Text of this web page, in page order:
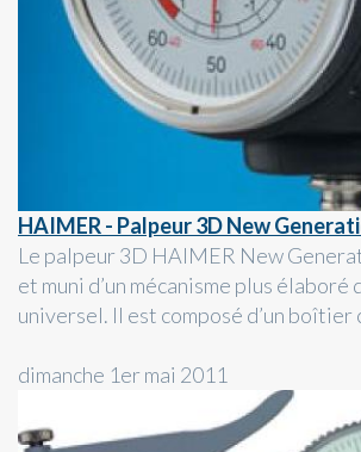
HAIMER - Palpeur 3D New
Le palpeur 3D HAIMER New
et muni d’un mécanisme plus
universel. Il est composé d’un boîtier
dimanche 1er mai 2011